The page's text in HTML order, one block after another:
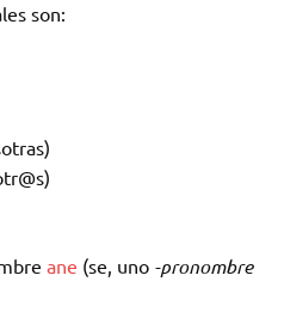
son:
ane (se, uno -pronombre